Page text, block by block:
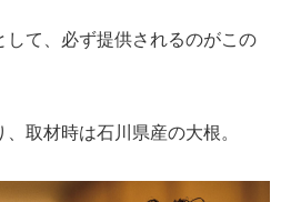
て、必ず提供されるのがこの
取材時は石川県産の大根。